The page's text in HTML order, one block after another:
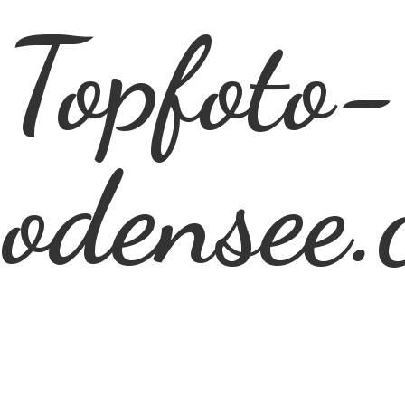
Topfoto-